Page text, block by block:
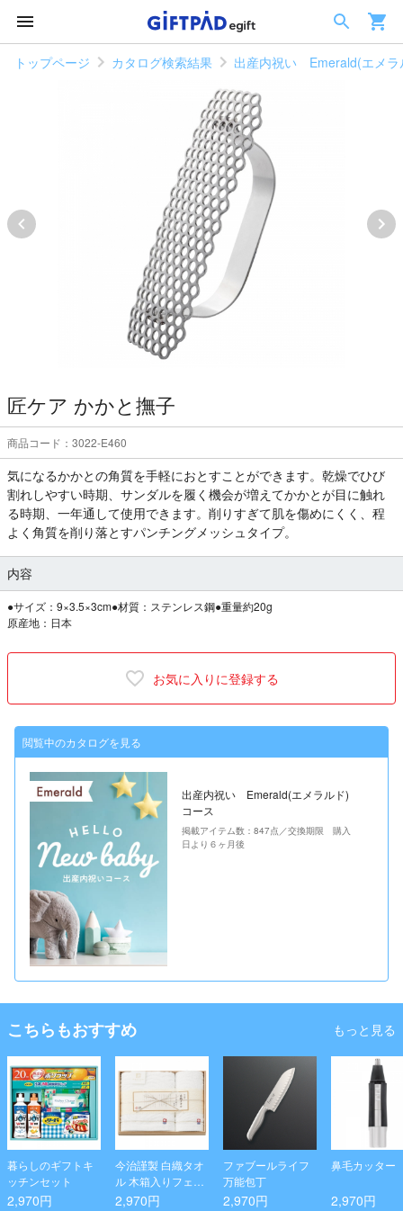
トップページ カタログ検索結果 出産内祝い Emerald(エメラ
匠ケア かかと撫子
商品コード：3022-E460
気になるかかとの角質を手軽におとすことができます。乾燥でひび
割れしやすい時期、サンダルを履く機会が増えてかかとが目に触れ
る時期、一年通して使用できます。削りすぎて肌を傷めにくく、程
よく角質を削り落とすパンチングメッシュタイプ。
内容
●サイズ：9×3.5×3cm●材質：ステンレス鋼●重量約20g
原産地：日本
お気に入りに登録する
閲覧中のカタログを見る
出産内祝い Emerald(エメラルド)
コース
掲載アイテム数：847点／交換期限 購入
日より６ヶ月後
こちらもおすすめ もっと見る
暮らしのギフトキ
ッチンセット
2,970円
今治謹製 白織タオ
ル 木箱入りフェイ
ス1P･ウォッシュ
2,970円
ファブールライフ
万能包丁
2,970円
鼻毛カッター
2,970円